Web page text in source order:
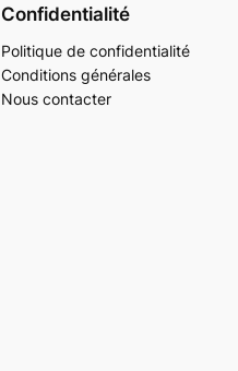
Confidentialité
Politique de confidentialité
Conditions générales
Nous contacter